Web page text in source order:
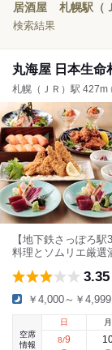
居酒屋 札幌駅（
検索結果
丸海屋 日本生命
札幌（ＪＲ）駅 427m
【地下鉄さっぽろ
料理とソムリエ厳選
3.35
￥4,000～￥4,999
空席
情報
日
8/9
月